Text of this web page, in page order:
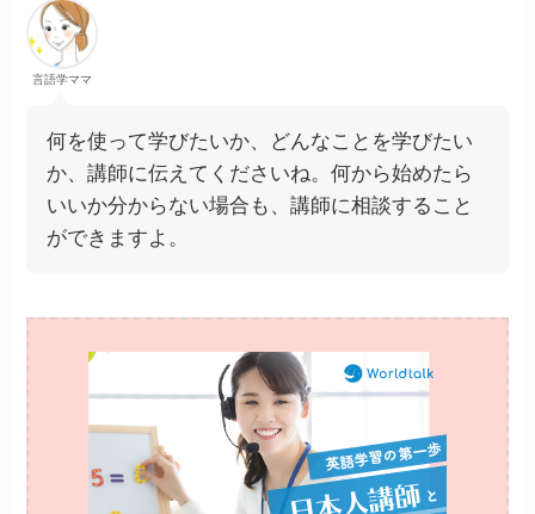
言語学ママ
何を使って学びたいか、どんなことを学びたい
か、講師に伝えてくださいね。何から始めたら
いいか分からない場合も、講師に相談すること
ができますよ。